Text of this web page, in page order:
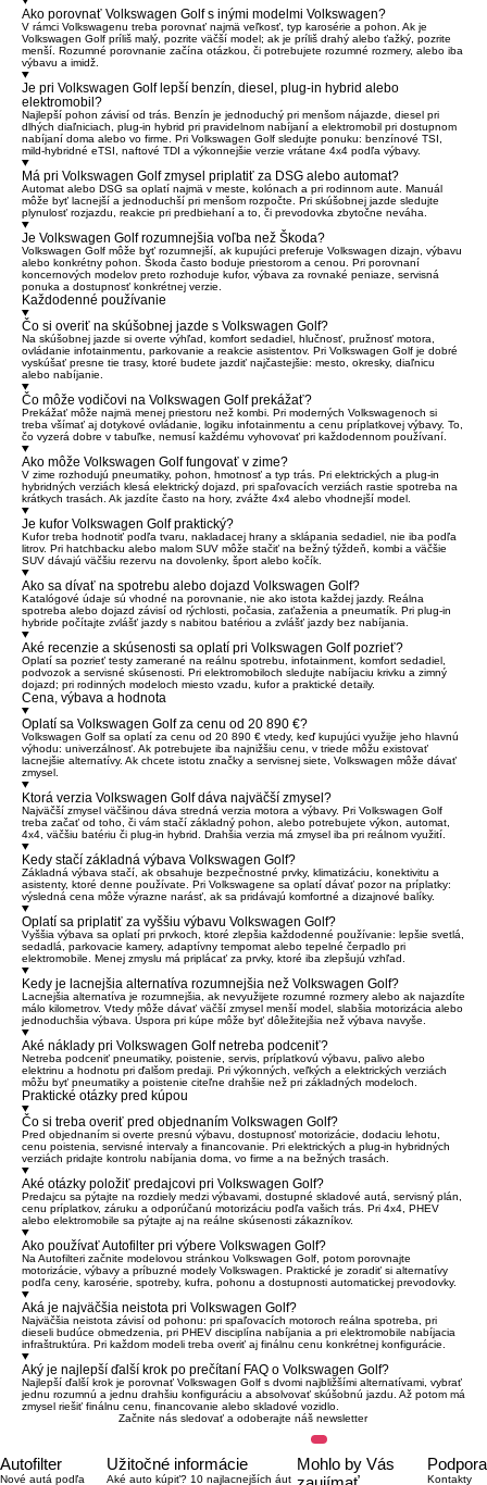
Ako porovnať Volkswagen Golf s inými modelmi Volkswagen?
V rámci Volkswagenu treba porovnať najmä veľkosť, typ karosérie a pohon. Ak je
Volkswagen Golf príliš malý, pozrite väčší model; ak je príliš drahý alebo ťažký, pozrite
menší. Rozumné porovnanie začína otázkou, či potrebujete rozumné rozmery, alebo iba
výbavu a imidž.
Je pri Volkswagen Golf lepší benzín, diesel, plug-in hybrid alebo
elektromobil?
Najlepší pohon závisí od trás. Benzín je jednoduchý pri menšom nájazde, diesel pri
dlhých diaľniciach, plug-in hybrid pri pravidelnom nabíjaní a elektromobil pri dostupnom
nabíjaní doma alebo vo firme. Pri Volkswagen Golf sledujte ponuku: benzínové TSI,
mild-hybridné eTSI, naftové TDI a výkonnejšie verzie vrátane 4x4 podľa výbavy.
Má pri Volkswagen Golf zmysel priplatiť za DSG alebo automat?
Automat alebo DSG sa oplatí najmä v meste, kolónach a pri rodinnom aute. Manuál
môže byť lacnejší a jednoduchší pri menšom rozpočte. Pri skúšobnej jazde sledujte
plynulosť rozjazdu, reakcie pri predbiehaní a to, či prevodovka zbytočne neváha.
Je Volkswagen Golf rozumnejšia voľba než Škoda?
Volkswagen Golf môže byť rozumnejší, ak kupujúci preferuje Volkswagen dizajn, výbavu
alebo konkrétny pohon. Škoda často boduje priestorom a cenou. Pri porovnaní
koncernových modelov preto rozhoduje kufor, výbava za rovnaké peniaze, servisná
ponuka a dostupnosť konkrétnej verzie.
Každodenné používanie
Čo si overiť na skúšobnej jazde s Volkswagen Golf?
Na skúšobnej jazde si overte výhľad, komfort sedadiel, hlučnosť, pružnosť motora,
ovládanie infotainmentu, parkovanie a reakcie asistentov. Pri Volkswagen Golf je dobré
vyskúšať presne tie trasy, ktoré budete jazdiť najčastejšie: mesto, okresky, diaľnicu
alebo nabíjanie.
Čo môže vodičovi na Volkswagen Golf prekážať?
Prekážať môže najmä menej priestoru než kombi. Pri moderných Volkswagenoch si
treba všímať aj dotykové ovládanie, logiku infotainmentu a cenu príplatkovej výbavy. To,
čo vyzerá dobre v tabuľke, nemusí každému vyhovovať pri každodennom používaní.
Ako môže Volkswagen Golf fungovať v zime?
V zime rozhodujú pneumatiky, pohon, hmotnosť a typ trás. Pri elektrických a plug-in
hybridných verziách klesá elektrický dojazd, pri spaľovacích verziách rastie spotreba na
krátkych trasách. Ak jazdíte často na hory, zvážte 4x4 alebo vhodnejší model.
Je kufor Volkswagen Golf praktický?
Kufor treba hodnotiť podľa tvaru, nakladacej hrany a sklápania sedadiel, nie iba podľa
litrov. Pri hatchbacku alebo malom SUV môže stačiť na bežný týždeň, kombi a väčšie
SUV dávajú väčšiu rezervu na dovolenky, šport alebo kočík.
Ako sa dívať na spotrebu alebo dojazd Volkswagen Golf?
Katalógové údaje sú vhodné na porovnanie, nie ako istota každej jazdy. Reálna
spotreba alebo dojazd závisí od rýchlosti, počasia, zaťaženia a pneumatík. Pri plug-in
hybride počítajte zvlášť jazdy s nabitou batériou a zvlášť jazdy bez nabíjania.
Aké recenzie a skúsenosti sa oplatí pri Volkswagen Golf pozrieť?
Oplatí sa pozrieť testy zamerané na reálnu spotrebu, infotainment, komfort sedadiel,
podvozok a servisné skúsenosti. Pri elektromobiloch sledujte nabíjaciu krivku a zimný
dojazd; pri rodinných modeloch miesto vzadu, kufor a praktické detaily.
Cena, výbava a hodnota
Oplatí sa Volkswagen Golf za cenu od 20 890 €?
Volkswagen Golf sa oplatí za cenu od 20 890 € vtedy, keď kupujúci využije jeho hlavnú
výhodu: univerzálnosť. Ak potrebujete iba najnižšiu cenu, v triede môžu existovať
lacnejšie alternatívy. Ak chcete istotu značky a servisnej siete, Volkswagen môže dávať
zmysel.
Ktorá verzia Volkswagen Golf dáva najväčší zmysel?
Najväčší zmysel väčšinou dáva stredná verzia motora a výbavy. Pri Volkswagen Golf
treba začať od toho, či vám stačí základný pohon, alebo potrebujete výkon, automat,
4x4, väčšiu batériu či plug-in hybrid. Drahšia verzia má zmysel iba pri reálnom využití.
Kedy stačí základná výbava Volkswagen Golf?
Základná výbava stačí, ak obsahuje bezpečnostné prvky, klimatizáciu, konektivitu a
asistenty, ktoré denne používate. Pri Volkswagene sa oplatí dávať pozor na príplatky:
výsledná cena môže výrazne narásť, ak sa pridávajú komfortné a dizajnové balíky.
Oplatí sa priplatiť za vyššiu výbavu Volkswagen Golf?
Vyššia výbava sa oplatí pri prvkoch, ktoré zlepšia každodenné používanie: lepšie svetlá,
sedadlá, parkovacie kamery, adaptívny tempomat alebo tepelné čerpadlo pri
elektromobile. Menej zmyslu má priplácať za prvky, ktoré iba zlepšujú vzhľad.
Kedy je lacnejšia alternatíva rozumnejšia než Volkswagen Golf?
Lacnejšia alternatíva je rozumnejšia, ak nevyužijete rozumné rozmery alebo ak najazdíte
málo kilometrov. Vtedy môže dávať väčší zmysel menší model, slabšia motorizácia alebo
jednoduchšia výbava. Úspora pri kúpe môže byť dôležitejšia než výbava navyše.
Aké náklady pri Volkswagen Golf netreba podceniť?
Netreba podceniť pneumatiky, poistenie, servis, príplatkovú výbavu, palivo alebo
elektrinu a hodnotu pri ďalšom predaji. Pri výkonných, veľkých a elektrických verziách
môžu byť pneumatiky a poistenie citeľne drahšie než pri základných modeloch.
Praktické otázky pred kúpou
Čo si treba overiť pred objednaním Volkswagen Golf?
Pred objednaním si overte presnú výbavu, dostupnosť motorizácie, dodaciu lehotu,
cenu poistenia, servisné intervaly a financovanie. Pri elektrických a plug-in hybridných
verziách pridajte kontrolu nabíjania doma, vo firme a na bežných trasách.
Aké otázky položiť predajcovi pri Volkswagen Golf?
Predajcu sa pýtajte na rozdiely medzi výbavami, dostupné skladové autá, servisný plán,
cenu príplatkov, záruku a odporúčanú motorizáciu podľa vašich trás. Pri 4x4, PHEV
alebo elektromobile sa pýtajte aj na reálne skúsenosti zákazníkov.
Ako používať Autofilter pri výbere Volkswagen Golf?
Na Autofilteri začnite modelovou stránkou Volkswagen Golf, potom porovnajte
motorizácie, výbavy a príbuzné modely Volkswagen. Praktické je zoradiť si alternatívy
podľa ceny, karosérie, spotreby, kufra, pohonu a dostupnosti automatickej prevodovky.
Aká je najväčšia neistota pri Volkswagen Golf?
Najväčšia neistota závisí od pohonu: pri spaľovacích motoroch reálna spotreba, pri
dieseli budúce obmedzenia, pri PHEV disciplína nabíjania a pri elektromobile nabíjacia
infraštruktúra. Pri každom modeli treba overiť aj finálnu cenu konkrétnej konfigurácie.
Aký je najlepší ďalší krok po prečítaní FAQ o Volkswagen Golf?
Najlepší ďalší krok je porovnať Volkswagen Golf s dvomi najbližšími alternatívami, vybrať
jednu rozumnú a jednu drahšiu konfiguráciu a absolvovať skúšobnú jazdu. Až potom má
zmysel riešiť finálnu cenu, financovanie alebo skladové vozidlo.
Začnite nás sledovať a odoberajte náš newsletter
Autofilter
Nové autá podľa
Užitočné informácie
Aké auto kúpiť? 10 najlacnejších áut
Mohlo by Vás
Podpora
Kontakty